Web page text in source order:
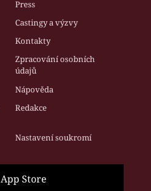
Press
Castingy a výzvy
Kontakty
Zpracování osobních
údajů
Nápověda
Redakce
Nastavení soukromí
App Store